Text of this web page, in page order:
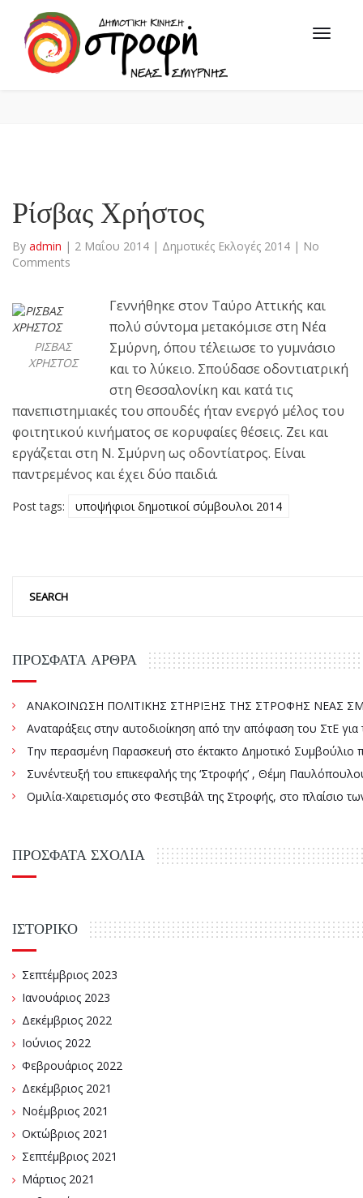
Ρίσβας Χρήστος
By admin | 2 Μαΐου 2014 | Δημοτικές Εκλογές 2014 | No
Comments
ΡΙΣΒΑΣ
ΧΡΗΣΤΟΣ
Γεννήθηκε στον Ταύρο Αττικής και
πολύ σύντομα μετακόμισε στη Νέα
Σμύρνη, όπου τέλειωσε το γυμνάσιο
και το λύκειο. Σπούδασε οδοντιατρική
στη Θεσσαλονίκη και κατά τις
πανεπιστημιακές του σπουδές ήταν ενεργό μέλος του
φοιτητικού κινήματος σε κορυφαίες θέσεις. Ζει και
εργάζεται στη Ν. Σμύρνη ως οδοντίατρος. Είναι
παντρεμένος και έχει δύο παιδιά.
Post tags: υποψήφιοι δημοτικοί σύμβουλοι 2014
ΠΡΌΣΦΑΤΑ ΆΡΘΡΑ
ΑΝΑΚΟΙΝΩΣΗ ΠΟΛΙΤΙΚΗΣ ΣΤΗΡΙΞΗΣ ΤΗΣ ΣΤΡΟΦΗΣ ΝΕΑΣ
Αναταράξεις στην αυτοδιοίκηση από την απόφαση του ΣτΕ
Την περασμένη Παρασκευή στο έκτακτο Δημοτικό Συμβούλιο
Συνέντευξή του επικεφαλής της ‘Στροφής’ , Θέμη
Ομιλία-Χαιρετισμός στο Φεστιβάλ της Στροφής, στο πλαίσιο
ΠΡΌΣΦΑΤΑ ΣΧΌΛΙΑ
ΙΣΤΟΡΙΚΌ
Σεπτέμβριος 2023
Ιανουάριος 2023
Δεκέμβριος 2022
Ιούνιος 2022
Φεβρουάριος 2022
Δεκέμβριος 2021
Νοέμβριος 2021
Οκτώβριος 2021
Σεπτέμβριος 2021
Μάρτιος 2021